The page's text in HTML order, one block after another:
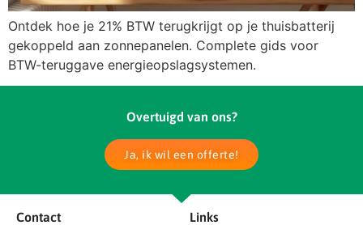
Ontdek hoe je 21% BTW terugkrijgt op je thuisbatterij
gekoppeld aan zonnepanelen. Complete gids voor
BTW-teruggave energieopslagsystemen.
Overtuigd van ons?
Ja, ik wil een offerte!
Contact Links